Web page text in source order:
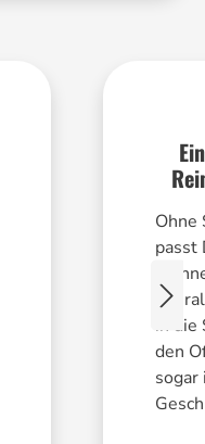
Ohne
passt
in die
den
sogar